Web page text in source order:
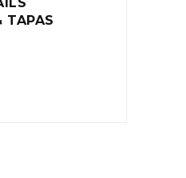
TAPAS